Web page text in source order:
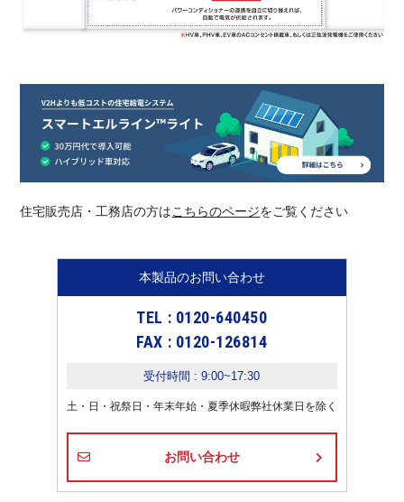
住宅販売店・工務店の方はこちらのページをご覧ください
本製品のお問い合わせ
TEL : 0120-640450
FAX : 0120-126814
受付時間 : 9:00~17:30
土・日・祝祭日・年末年始・夏季休暇弊社休業日を除く
お問い合わせ